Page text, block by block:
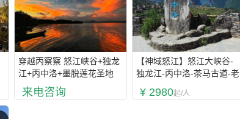
穿越丙察察 怒江峡谷+独龙
江+丙中洛+墨脱莲花圣地
+密桃花节滇藏大环线16日
纯玩游
来电咨询
【神域怒江】怒江大峡谷-
独龙江-丙中洛-茶马古道-老
会-滇藏界5晚6日游
¥ 2980起/人